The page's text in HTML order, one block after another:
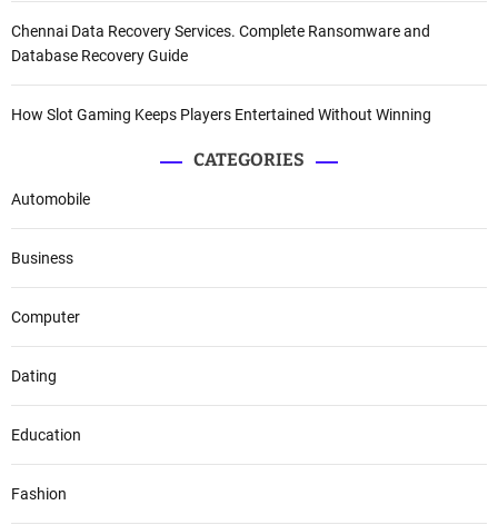
Chennai Data Recovery Services. Complete Ransomware and
Database Recovery Guide
How Slot Gaming Keeps Players Entertained Without Winning
CATEGORIES
Automobile
Business
Computer
Dating
Education
Fashion